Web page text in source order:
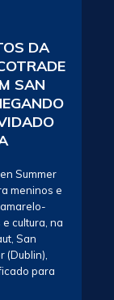
DA
SAN
Summer
meninos e
cultura, na
San
(Dublin),
para